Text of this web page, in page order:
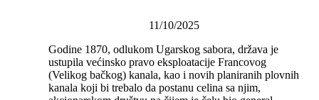
11/10/2025
Godine 1870, odlukom Ugarskog sabora, država je
ustupila većinsko pravo eksploatacije Francovog
(Velikog bačkog) kanala, kao i novih planiranih plovnih
kanala koji bi trebalo da postanu celina sa njim,